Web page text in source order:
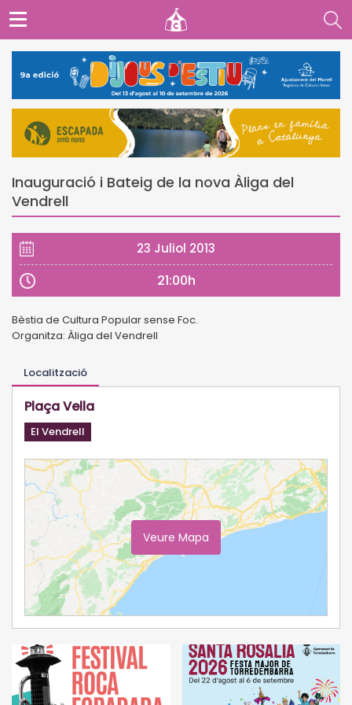
Inauguració i Bateig de la nova Àliga del
Vendrell
23 Juliol 2013
21:00h
Bèstia de Cultura Popular sense Foc.
Organitza: Àliga del Vendrell
Localització
Plaça Vella
El Vendrell
Veure Mapa